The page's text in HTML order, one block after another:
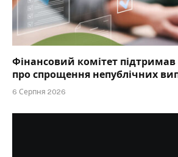
Фінансовий комітет підтримав
про спрощення непублічних
6 Серпня 2026